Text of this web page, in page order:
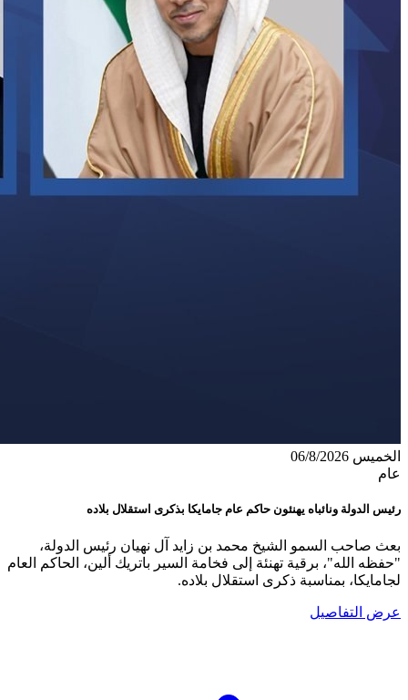
الخميس 06/8/2026
عام
رئيس الدولة ونائباه يهنئون حاكم عام جامايكا بذكرى استقلال بلاده
بعث صاحب السمو الشيخ محمد بن زايد آل نهيان رئيس الدولة،
"حفظه الله"، برقية تهنئة إلى فخامة السير باتريك ألين، الحاكم العام
لجامايكا، بمناسبة ذكرى استقلال بلاده.
عرض التفاصيل